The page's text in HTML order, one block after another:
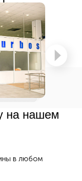
на нашем
в любом